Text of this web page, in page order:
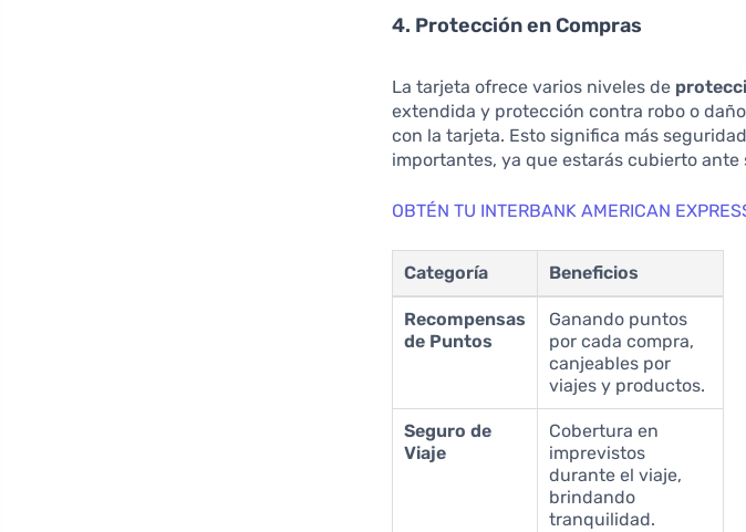
4. Protección en Compras
La tarjeta ofrece varios niveles de
extendida y protección contra robo o
con la tarjeta. Esto significa más
importantes, ya que estarás cubierto ante
OBTÉN TU INTERBANK AMERICAN
Categoría Beneficios
Recompensas
de Puntos
Ganando puntos
por cada compra,
canjeables por
viajes y productos.
Seguro de
Viaje
Cobertura en
imprevistos
durante el viaje,
brindando
tranquilidad.